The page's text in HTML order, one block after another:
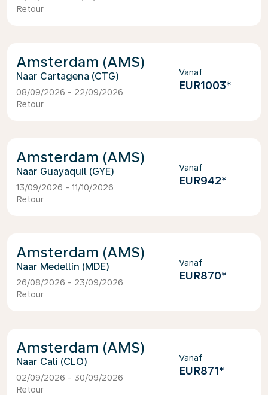
Retour
Amsterdam (AMS)
Cartagena (CTG)
08/09/2026 - 22/09/2026
Retour
Vanaf
EUR1003*
Amsterdam (AMS)
Guayaquil (GYE)
13/09/2026 - 11/10/2026
Retour
Vanaf
EUR942*
Amsterdam (AMS)
Medellín (MDE)
26/08/2026 - 23/09/2026
Retour
Vanaf
EUR870*
Amsterdam (AMS)
Cali (CLO)
02/09/2026 - 30/09/2026
Retour
Vanaf
EUR871*